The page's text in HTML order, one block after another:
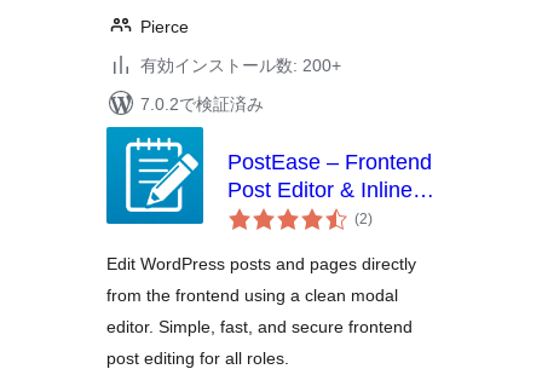
Pierce
有効インストール数: 200+
7.0.2で検証済み
PostEase – Frontend
Post Editor & Inline
Content Editing for
(2個
の
価
)
Edit WordPress posts and pages directly
from the frontend using a clean modal
editor. Simple, fast, and secure frontend
post editing for all roles.